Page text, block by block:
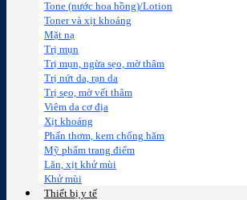
Tone (nước hoa hồng)/Lotion
Toner và xịt khoáng
Mặt nạ
Trị mụn
Trị mụn, ngừa sẹo, mờ thâm
Trị nứt da, rạn da
Trị sẹo, mờ vết thâm
Viêm da cơ địa
Xịt khoáng
Phấn thơm, kem chống hăm
Mỹ phẩm trang điểm
Lăn, xịt khử mùi
Khử mùi
Thiết bị y tế